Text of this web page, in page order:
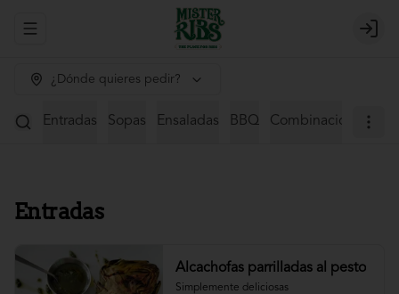
Abrir menu de navegación Login
¿Dónde quieres pedir?
Entradas Sopas Ensaladas BBQ Combinaciones
Entradas
Alcachofas parrilladas al pesto
Simplemente deliciosas